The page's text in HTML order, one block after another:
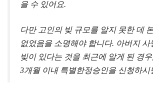
을 수 있어요.
다만 고인의 빚 규모를 알지 못한 데
없었음을 소명해야 합니다. 아버지
빚이 있다는 것을 최근에 알게 된 경
3개월 이내 특별한정승인을 신청하시